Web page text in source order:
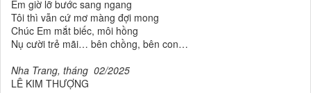
Em giờ lỡ bước sang ngang
Tôi thì vẫn cứ mơ màng đợi mong
Chúc Em mắt biếc, môi hồng
Nụ cười trẻ mãi… bên chồng, bên con…
Nha Trang, tháng 02/2025
LÊ KIM THƯỢNG